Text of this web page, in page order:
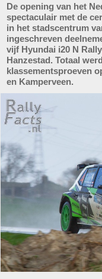
De opening van het
spectaculair met de
in het stadscentrum
ingeschreven
vijf Hyundai i20 N
Hanzestad. Totaal
klassementsproeven
en Kamperveen.